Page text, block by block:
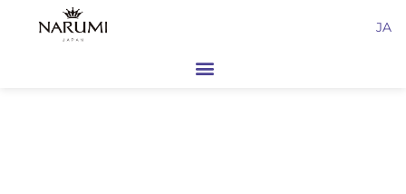
JA